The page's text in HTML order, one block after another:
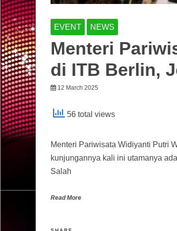
EVENT NEWS
Menteri
di ITB Berlin,
12 March 2025
56 total views
Menteri Pariwisata Widiyanti Putri
kunjungannya kali ini utamanya
Salah
Read More